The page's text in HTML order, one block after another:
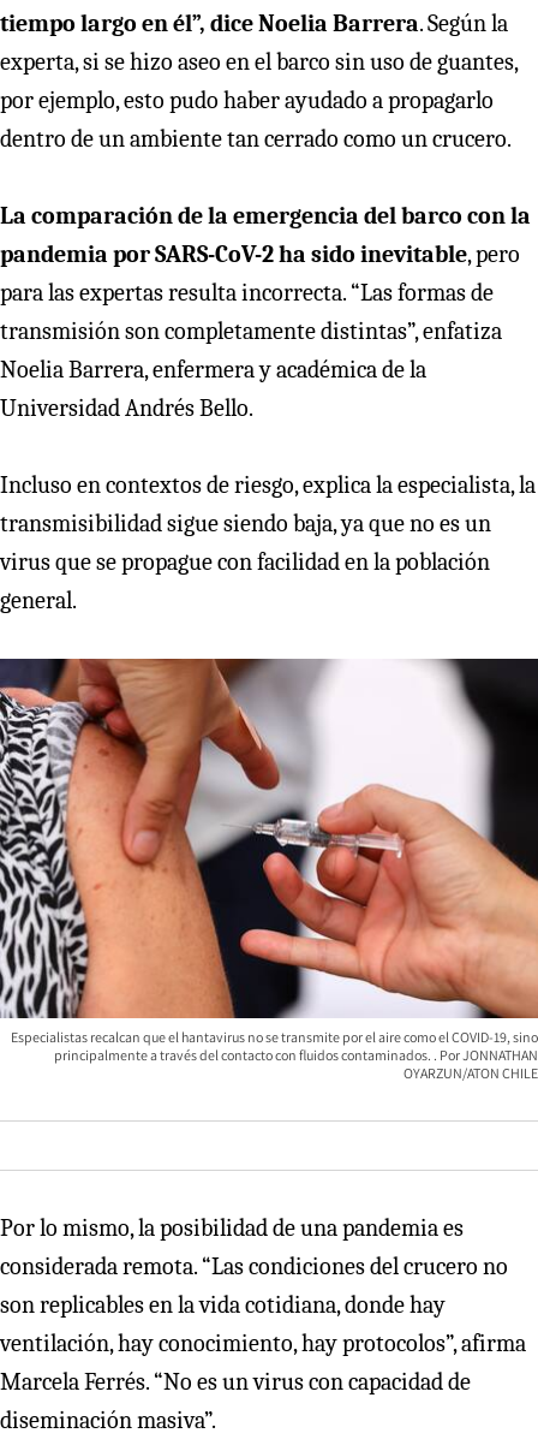
tiempo largo en él”, dice Noelia Barrera. Según la
experta, si se hizo aseo en el barco sin uso de guantes,
por ejemplo, esto pudo haber ayudado a propagarlo
dentro de un ambiente tan cerrado como un crucero.
La comparación de la emergencia del barco con la
pandemia por SARS-CoV-2 ha sido inevitable, pero
para las expertas resulta incorrecta. “Las formas de
transmisión son completamente distintas”, enfatiza
Noelia Barrera, enfermera y académica de la
Universidad Andrés Bello.
Incluso en contextos de riesgo, explica la especialista, la
transmisibilidad sigue siendo baja, ya que no es un
virus que se propague con facilidad en la población
general.
Especialistas recalcan que el hantavirus no se transmite por el aire como el COVID-19, sino
principalmente a través del contacto con fluidos contaminados.
JONNATHAN
OYARZUN/ATON CHILE
Por lo mismo, la posibilidad de una pandemia es
considerada remota. “Las condiciones del crucero no
son replicables en la vida cotidiana, donde hay
ventilación, hay conocimiento, hay protocolos”, afirma
Marcela Ferrés. “No es un virus con capacidad de
diseminación masiva”.